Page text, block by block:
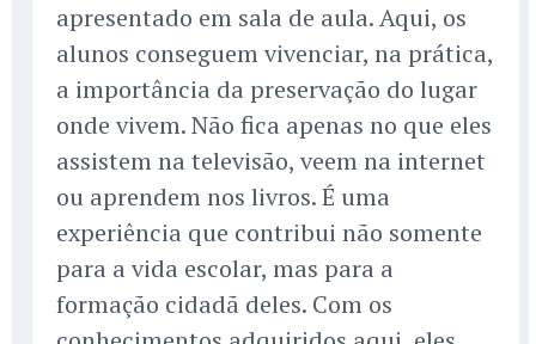
apresentado em sala de aula. Aqui, os
alunos conseguem vivenciar, na prática,
a importância da preservação do lugar
onde vivem. Não fica apenas no que eles
assistem na televisão, veem na internet
ou aprendem nos livros. É uma
experiência que contribui não somente
para a vida escolar, mas para a
formação cidadã deles. Com os